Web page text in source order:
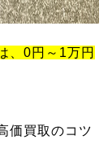
、0円～1万円
価買取のコツ